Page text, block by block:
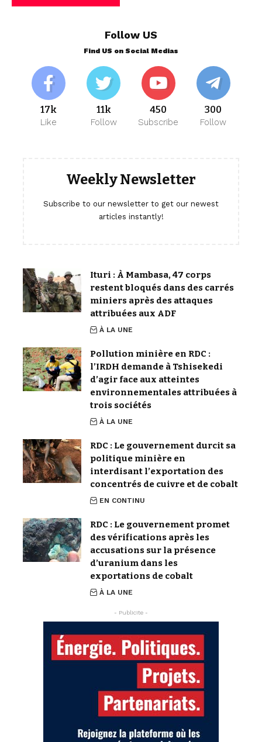
Follow US
Find US on Social Medias
17k
Like
11k
Follow
450
Subscribe
300
Follow
Weekly Newsletter
Subscribe to our newsletter to get our newest
articles instantly!
Ituri : À Mambasa, 47 corps
restent bloqués dans des carrés
miniers après des attaques
attribuées aux ADF
À LA UNE
Pollution minière en RDC :
l’IRDH demande à Tshisekedi
d’agir face aux atteintes
environnementales attribuées à
trois sociétés
À LA UNE
RDC : Le gouvernement durcit sa
politique minière en
interdisant l’exportation des
concentrés de cuivre et de cobalt
EN CONTINU
RDC : Le gouvernement promet
des vérifications après les
accusations sur la présence
d’uranium dans les
exportations de cobalt
À LA UNE
- Publicite -